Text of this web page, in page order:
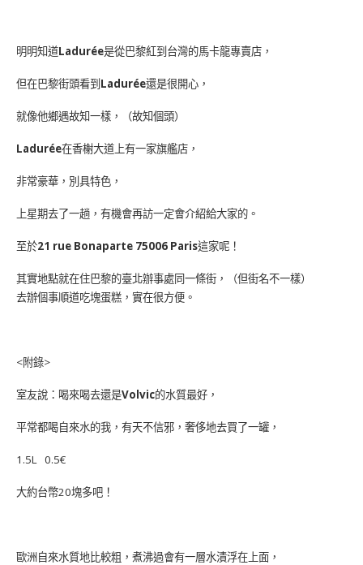
明明知道Ladurée是從巴黎紅到台灣的馬卡龍專賣店，
但在巴黎街頭看到Ladurée還是很開心，
就像他鄉遇故知一樣，（故知個頭）
Ladurée在香榭大道上有一家旗艦店，
非常豪華，別具特色，
上星期去了一趟，有機會再訪一定會介紹給大家的。
至於21 rue Bonaparte 75006 Paris這家呢！
其實地點就在住巴黎的臺北辦事處同一條街，（但街名不一樣）
去辦個事順道吃塊蛋糕，實在很方便。
<附錄>
室友說：喝來喝去還是Volvic的水質最好，
平常都喝自來水的我，有天不信邪，奢侈地去買了一罐，
1.5L 0.5€
大約台幣20塊多吧！
歐洲自來水質地比較粗，煮沸過會有一層水漬浮在上面，